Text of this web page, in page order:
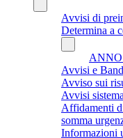
Avvisi di
Determina a
ANNO
Avvisi e
Avviso sui
Avvisi
Affidamenti
somma
Informazioni